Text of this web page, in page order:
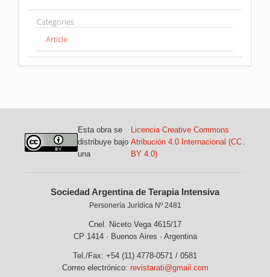
Categories
Article
Esta obra se
distribuye bajo
una
Licencia Creative Commons
Atribución 4.0 Internacional (CC
BY 4.0)
.
Sociedad Argentina de Terapia Intensiva
Personería Jurídica Nº 2481
Cnel. Niceto Vega 4615/17
CP 1414 · Buenos Aires · Argentina
Tel./Fax: +54 (11) 4778-0571 / 0581
Correo electrónico: revistarati@gmail.com